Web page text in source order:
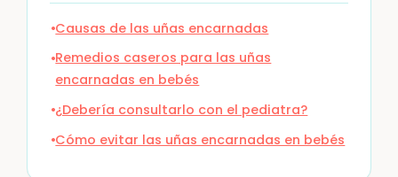
Causas de las uñas encarnadas
Remedios caseros para las uñas
encarnadas en bebés
¿Debería consultarlo con el pediatra?
Cómo evitar las uñas encarnadas en bebés